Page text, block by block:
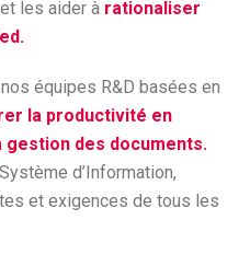
les aider à rationaliser
équipes R&D basées en
la productivité en
des documents.
d’Information,
et exigences de tous les